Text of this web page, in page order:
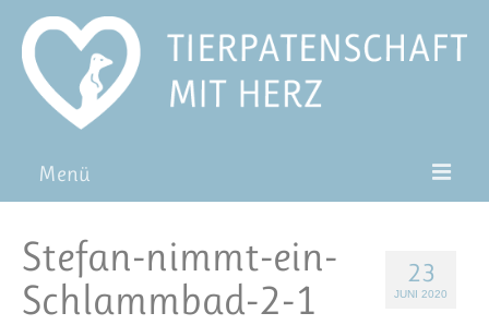
Menü
Pat*in werden 23
JUNI 2020
Stefan-nimmt-ein-
Schlammbad-2-1